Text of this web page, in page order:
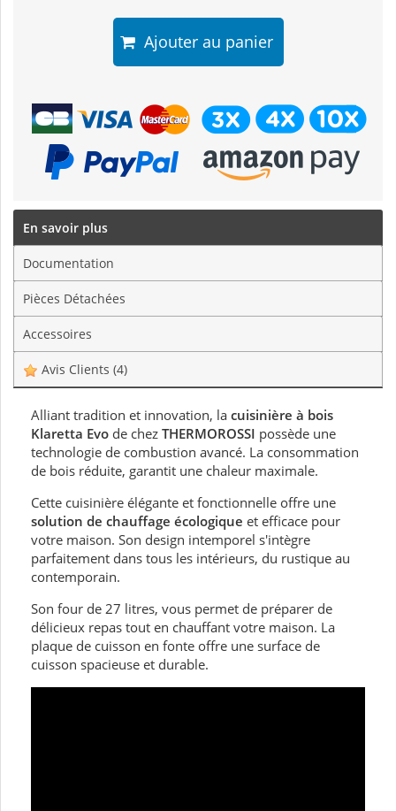
Ajouter au panier
En savoir plus
Documentation
Pièces Détachées
Accessoires
Avis Clients (4)
Alliant tradition et innovation, la cuisinière à bois
Klaretta Evo de chez THERMOROSSI possède une
technologie de combustion avancé. La consommation
de bois réduite, garantit une chaleur maximale.
Cette cuisinière élégante et fonctionnelle offre une
solution de chauffage écologique et efficace pour
votre maison. Son design intemporel s'intègre
parfaitement dans tous les intérieurs, du rustique au
contemporain.
Son four de 27 litres, vous permet de préparer de
délicieux repas tout en chauffant votre maison. La
plaque de cuisson en fonte offre une surface de
cuisson spacieuse et durable.